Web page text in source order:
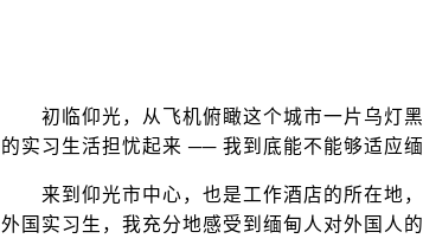
初临仰光，从飞机俯瞰这个城市一片乌灯黑
的实习生活担忧起来 ── 我到底能不能够适应
来到仰光市中心，也是工作酒店的所在地，
外国实习生，我充分地感受到缅甸人对外国人